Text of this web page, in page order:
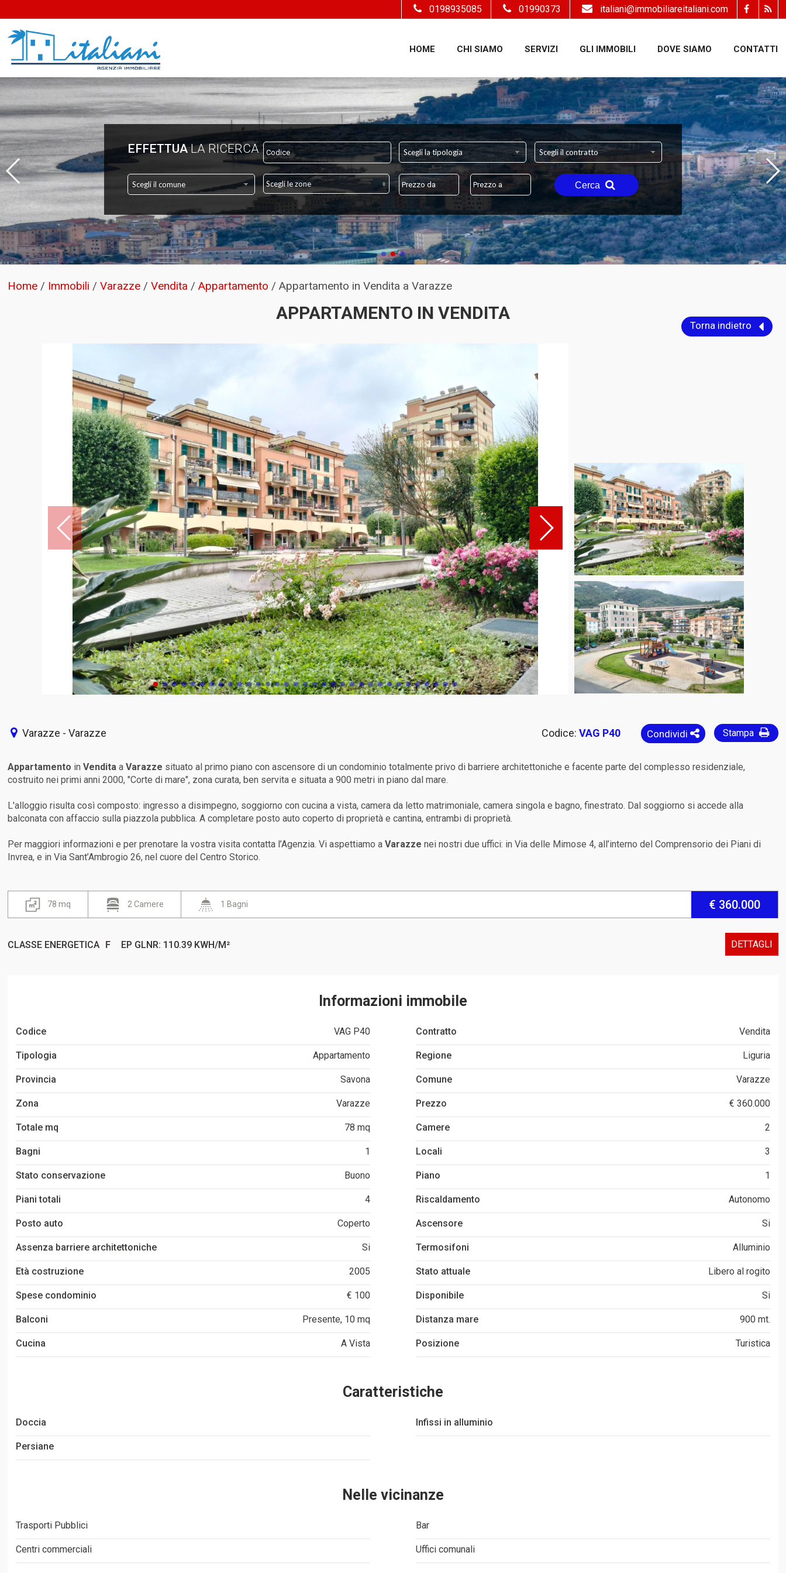
HOME CHI SIAMO SERVIZI GLI IMMOBILI DOVE SIAMO CONTATTI
italiani@immobiliareitaliani.com
01990373
0198935085
EFFETTUALA RICERCA Scegli la tipologia Scegli il contratto
Scegli il comune Scegli le zone Cerca
Home / Immobili /Varazze /Vendita /Appartamento /Appartamento in Vendita a Varazze
APPARTAMENTO IN VENDITA
Torna indietro
Varazze - Varazze Stampa
Condividi
Codice: VAG P40
Appartamento inVendita aVarazze situato al primo piano con ascensore di un condominio totalmente privo di barriere architettoniche e facente parte del complesso residenziale,
costruito nei primi anni 2000, "Corte di mare", zona curata, ben servita e situata a 900 metri in piano dal mare.
L'alloggio risulta così composto: ingresso a disimpegno, soggiorno con cucina a vista, camera da letto matrimoniale, camera singola e bagno, finestrato. Dal soggiorno si accede alla
balconata con affaccio sulla piazzola pubblica. A completare posto auto coperto di proprietà e cantina, entrambi di proprietà.
Per maggiori informazioni e per prenotare la vostra visita contatta l’Agenzia. Vi aspettiamo aVarazze nei nostri due uffici: in Via delle Mimose 4, all’interno del Comprensorio dei Piani di
Invrea, e in Via Sant’Ambrogio 26, nel cuore del Centro Storico.
78 mq 2 Camere 1 Bagni € 360.000
CLASSE ENERGETICA F EP GLNR: 110.39 KWH/M² DETTAGLI
Informazioni immobile
Codice VAG P40 Contratto Vendita
Tipologia Appartamento Regione Liguria
Provincia Savona Comune Varazze
Zona Varazze Prezzo € 360.000
Totale mq 78 mq Camere 2
Bagni 1 Locali 3
Stato conservazione Buono Piano 1
Piani totali 4 Riscaldamento Autonomo
Posto auto Coperto Ascensore Si
Assenza barriere architettoniche Si Termosifoni Alluminio
Età costruzione 2005 Stato attuale Libero al rogito
Spese condominio € 100 Disponibile Si
Balconi Presente, 10 mq Distanza mare 900 mt.
Cucina A Vista Posizione Turistica
Caratteristiche
Doccia Infissi in alluminio
Persiane
Nelle vicinanze
Trasporti Pubblici Bar
Centri commerciali Uffici comunali